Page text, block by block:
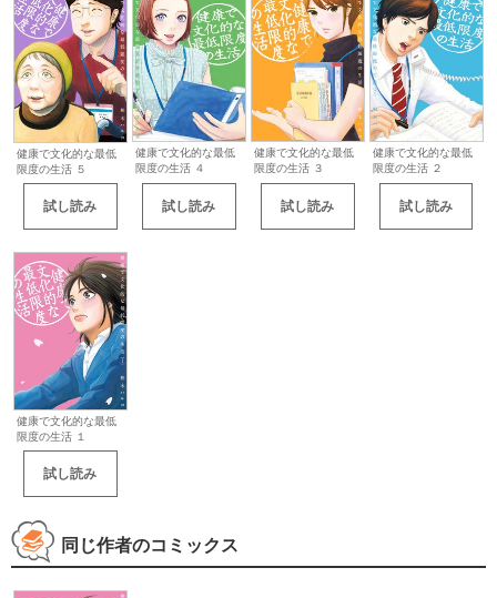
健康で文化的な最低
限度の生活 ５
試し読み
健康で文化的な最低
限度の生活 ４
試し読み
健康で文化的な最低
限度の生活 ３
試し読み
健康で文化的な最低
限度の生活 ２
試し読み
健康で文化的な最低
限度の生活 １
試し読み
同じ作者のコミックス